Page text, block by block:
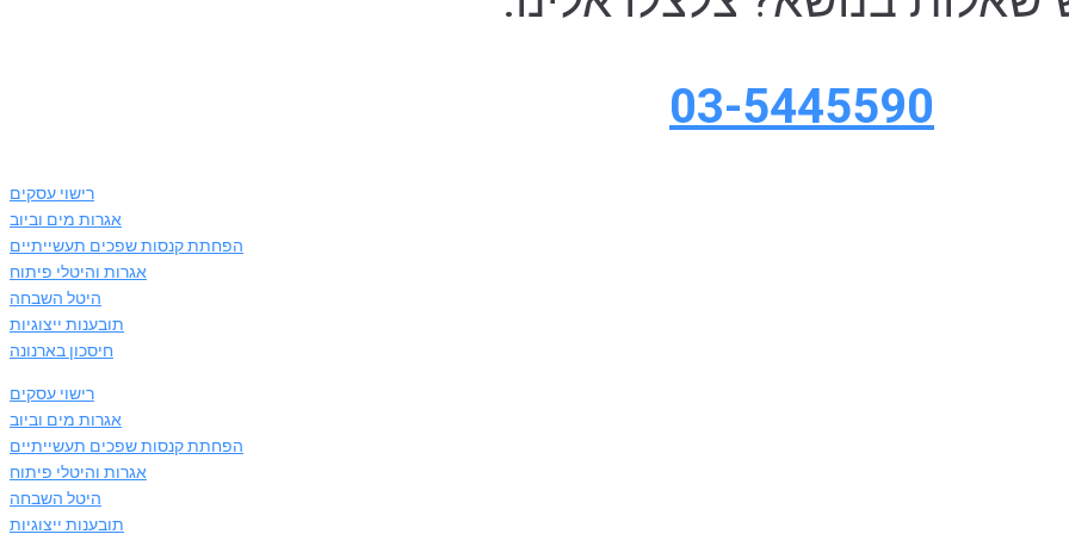
03-5445590
רישוי עסקים
אגרות מים וביוב
הפחתת קנסות שפכים תעשייתיים
אגרות והיטלי פיתוח
היטל השבחה
תובענות ייצוגיות
חיסכון בארנונה
רישוי עסקים
אגרות מים וביוב
הפחתת קנסות שפכים תעשייתיים
אגרות והיטלי פיתוח
היטל השבחה
תובענות ייצוגיות